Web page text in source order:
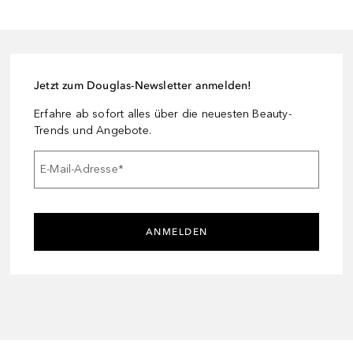
Jetzt zum Douglas-Newsletter anmelden!
Erfahre ab sofort alles über die neuesten Beauty-
Trends und Angebote.
E-Mail-Adresse*
ANMELDEN